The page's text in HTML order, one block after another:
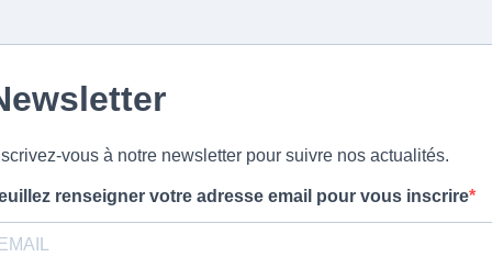
vous à notre newsletter pour suivre nos actualités.
renseigner votre adresse email pour vous inscrire